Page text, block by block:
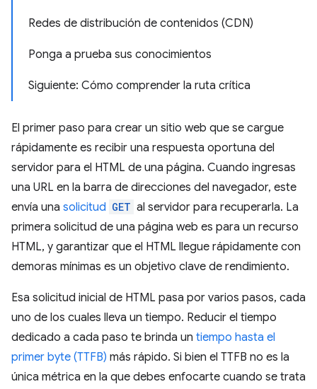
Redes de distribución de contenidos (CDN)
Ponga a prueba sus conocimientos
Siguiente: Cómo comprender la ruta crítica
El primer paso para crear un sitio web que se cargue
rápidamente es recibir una respuesta oportuna del
servidor para el HTML de una página. Cuando ingresas
una URL en la barra de direcciones del navegador, este
envía una solicitud GET al servidor para recuperarla. La
primera solicitud de una página web es para un recurso
HTML, y garantizar que el HTML llegue rápidamente con
demoras mínimas es un objetivo clave de rendimiento.
Esa solicitud inicial de HTML pasa por varios pasos, cada
uno de los cuales lleva un tiempo. Reducir el tiempo
dedicado a cada paso te brinda un tiempo hasta el
primer byte (TTFB) más rápido. Si bien el TTFB no es la
única métrica en la que debes enfocarte cuando se trata